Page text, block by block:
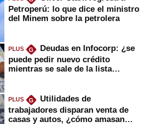
Petroperú: lo que dice el ministro
del Minem sobre la petrolera
PLUS G
Deudas en Infocorp: ¿se
puede pedir nuevo crédito
mientras se sale de la lista
PLUS G
Utilidades de
trabajadores disparan venta de
casas y autos, ¿cómo amasan